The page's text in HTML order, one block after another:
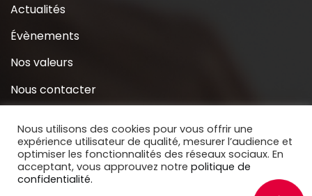
Actualités
Évènements
Nos valeurs
Nous contacter
S’inscrire à la Newsletter
Nous soutenir
Nous utilisons des cookies pour vous offrir une
expérience utilisateur de qualité, mesurer l’audience et
optimiser les fonctionnalités des réseaux sociaux. En
acceptant, vous approuvez notre politique de
confidentialité.